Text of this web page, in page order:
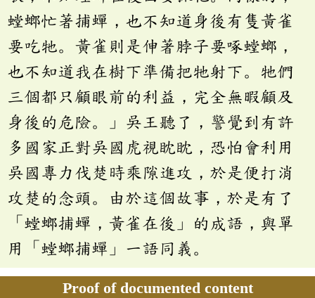
螳螂忙著捕蟬，也不知道身後有隻黃雀
要吃牠。黃雀則是伸著脖子要啄螳螂，
也不知道我在樹下準備把牠射下。牠們
三個都只顧眼前的利益，完全無暇顧及
身後的危險。」吳王聽了，警覺到有許
多國家正對吳國虎視眈眈，恐怕會利用
吳國專力伐楚時乘隙進攻，於是便打消
攻楚的念頭。由於這個故事，於是有了
「螳螂捕蟬，黃雀在後」的成語，與單
用「螳螂捕蟬」一語同義。
Proof of documented content